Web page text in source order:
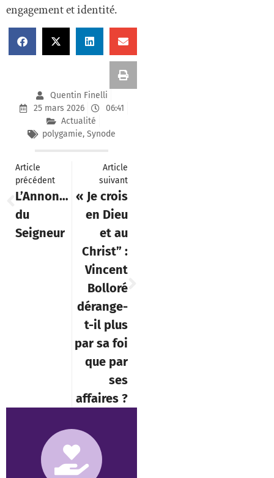
engagement et identité.
Quentin Finelli
25 mars 2026
06:41
Actualité
polygamie, Synode
Article
précédent
L’Annonciation
du
Seigneur
Article
suivant
« Je crois
en Dieu
et au
Christ” :
Vincent
Bolloré
dérange-
t-il plus
par sa foi
que par
ses
affaires ?